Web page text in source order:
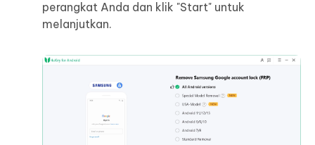
perangkat Anda dan klik "Start" untuk
melanjutkan.